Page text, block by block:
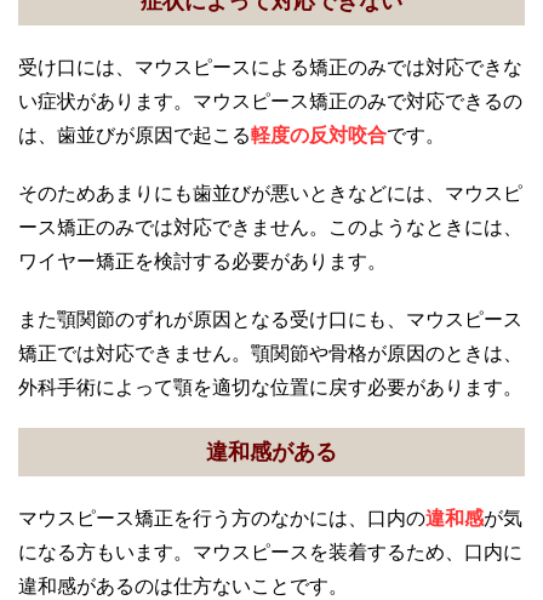
受け口には、マウスピースによる矯正のみでは対応できな
い症状があります。マウスピース矯正のみで対応できるの
は、歯並びが原因で起こる軽度の反対咬合です。
そのためあまりにも歯並びが悪いときなどには、マウスピ
ース矯正のみでは対応できません。このようなときには、
ワイヤー矯正を検討する必要があります。
また顎関節のずれが原因となる受け口にも、マウスピース
矯正では対応できません。顎関節や骨格が原因のときは、
外科手術によって顎を適切な位置に戻す必要があります。
違和感がある
マウスピース矯正を行う方のなかには、口内の違和感が気
になる方もいます。マウスピースを装着するため、口内に
違和感があるのは仕方ないことです。